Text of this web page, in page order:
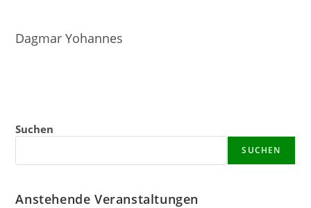
Dagmar Yohannes
Suchen
SUCHEN
Anstehende Veranstaltungen